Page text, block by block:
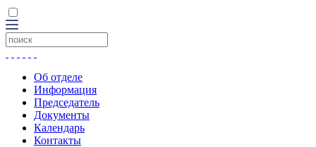
Об отделе
Информация
Председатель
Документы
Календарь
Контакты